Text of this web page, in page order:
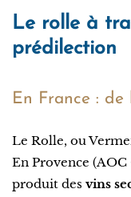
Le rolle à
prédilection
En France :
Le Rolle, ou
En Provence
produit des vins